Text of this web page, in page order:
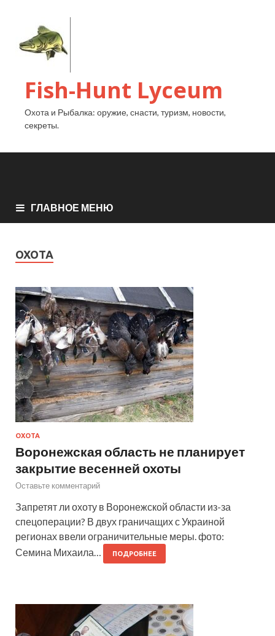
Fish-Hunt Lyceum
Охота и Рыбалка: оружие, снасти, туризм, новости,
секреты.
ГЛАВНОЕ МЕНЮ
ОХОТА
ОХОТА
Воронежская область не планирует
закрытие весенней охоты
Оставьте комментарий
Запретят ли охоту в Воронежской области из-за
спецоперации? В двух граничащих с Украиной
регионах ввели ограничительные меры. фото:
Семина Михаила…
ПОДРОБНЕЕ